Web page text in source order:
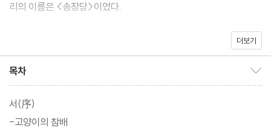
리의 이름은 <송장당>이었다.
처음에는 아무도 다치지 않는 좀도둑질로 일관했던 <송장당>은 이
을 쑥대밭으로 만든다. 한데 이 마을의 연못에 '갓파'라는 전설 속 요
괴가 살고 있었다는 걸 <송장당>은 미처 알지 못했다. 갓파는 사람
들 앞에 모습을 드러내지 않는다는 불문율을 깨고 등장하여, 마치 전
더보기
목차
서(序)
-고양이의 참배